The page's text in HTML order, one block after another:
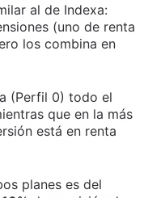
al de Indexa:
(uno de renta
los combina en
(Perfil 0) todo el
que en la más
está en renta
planes es del